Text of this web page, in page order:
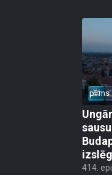
pirms
414.